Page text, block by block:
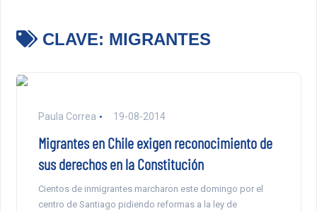
CLAVE: MIGRANTES
Paula Correa 19-08-2014
Migrantes en Chile exigen reconocimiento de
sus derechos en la Constitución
Cientos de inmigrantes marcharon este domingo por el
centro de Santiago pidiendo reformas a la ley de